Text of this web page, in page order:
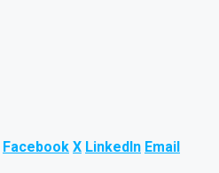
Facebook X LinkedIn Email